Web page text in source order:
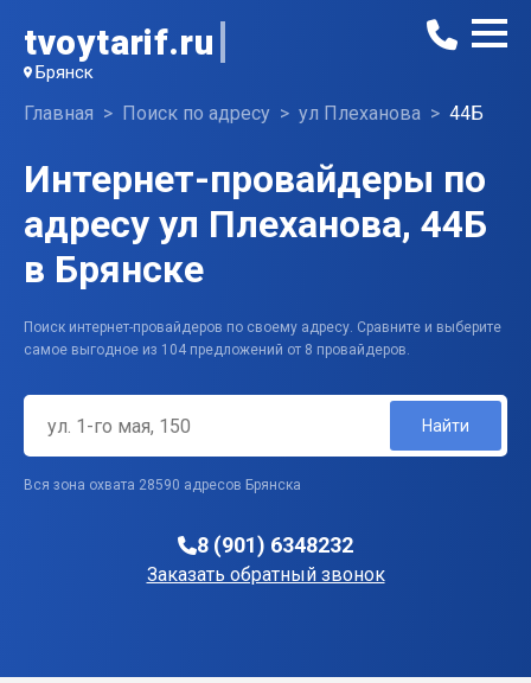
tvoytarif.ru
Брянск
Главная Поиск по адресу ул Плеханова 44Б
Интернет-провайдеры по
адресу ул Плеханова, 44Б
в Брянске
Поиск интернет-провайдеров по своему адресу. Сравните и выберите
самое выгодное из 104 предложений от 8 провайдеров.
Найти
Вся зона охвата 28590 адресов Брянска
8 (901) 6348232
Заказать обратный звонок